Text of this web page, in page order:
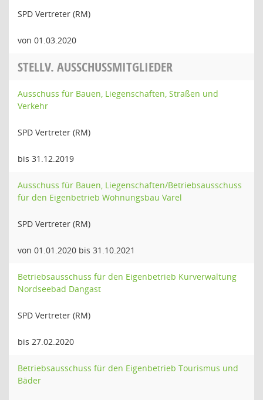
SPD Vertreter (RM)
von 01.03.2020
STELLV. AUSSCHUSSMITGLIEDER
Ausschuss für Bauen, Liegenschaften, Straßen und
Verkehr
SPD Vertreter (RM)
bis 31.12.2019
Ausschuss für Bauen, Liegenschaften/Betriebsausschuss
für den Eigenbetrieb Wohnungsbau Varel
SPD Vertreter (RM)
von 01.01.2020 bis 31.10.2021
Betriebsausschuss für den Eigenbetrieb Kurverwaltung
Nordseebad Dangast
SPD Vertreter (RM)
bis 27.02.2020
Betriebsausschuss für den Eigenbetrieb Tourismus und
Bäder